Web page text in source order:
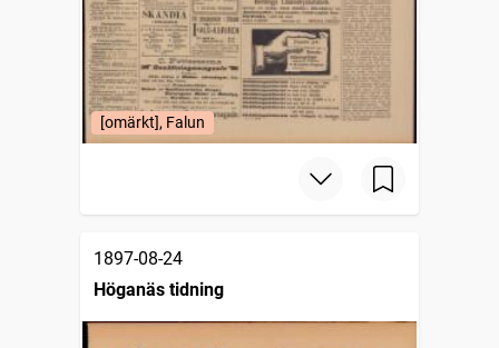
[omärkt], Falun
1897-08-24
Höganäs tidning